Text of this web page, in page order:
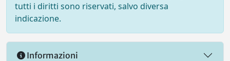
tutti i diritti sono riservati, salvo diversa
indicazione.
Informazioni